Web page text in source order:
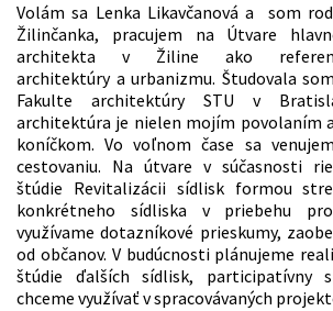
Volám sa Lenka Likavčanová a som
Žilinčanka, pracujem na Útvare
architekta v Žiline ako
architektúry a urbanizmu. Študovala
Fakulte architektúry STU v
architektúra je nielen mojím povolaním
koníčkom. Vo voľnom čase sa
cestovaniu. Na útvare v súčasnosti
štúdie Revitalizácii sídlisk formou
konkrétneho sídliska v priebehu
využívame dotazníkové prieskumy,
od občanov. V budúcnosti plánujeme
štúdie ďalších sídlisk, participatívny
chceme využívať v spracovávaných